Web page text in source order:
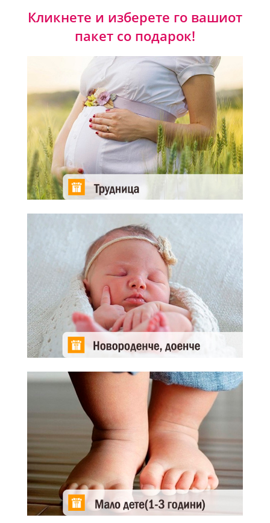
Кликнете и изберете го вашиот
пакет со подарок!